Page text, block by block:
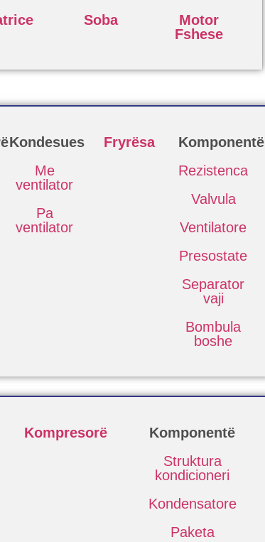
Soba
Motor
Fshese
Kondesues
Me
ventilator
Pa
ventilator
Fryrësa
Komponentë
Rezistenca
Valvula
Ventilatore
Presostate
Separator
vaji
Bombula
boshe
Kompresorë
Komponentë
Struktura
kondicioneri
Kondensatore
Paketa